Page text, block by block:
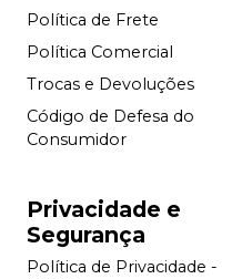
Política de Frete
Política Comercial
Trocas e Devoluções
Código de Defesa do
Consumidor
Privacidade e
Segurança
Política de Privacidade -